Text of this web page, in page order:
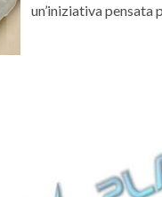
un’iniziativa pensata